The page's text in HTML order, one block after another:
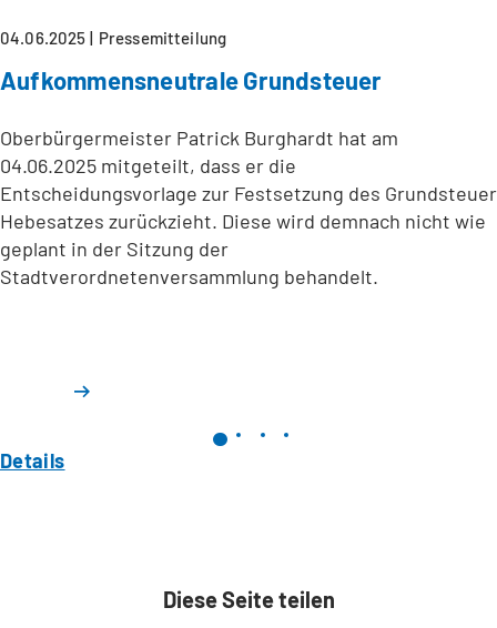
04.06.2025 Pressemitteilung
Aufkommensneutrale Grundsteuer
Oberbürgermeister Patrick Burghardt hat am
04.06.2025 mitgeteilt, dass er die
Entscheidungsvorlage zur Festsetzung des Grundsteuer
Hebesatzes zurückzieht. Diese wird demnach nicht wie
geplant in der Sitzung der
Stadtverordnetenversammlung behandelt.
Details
Diese Seite teilen